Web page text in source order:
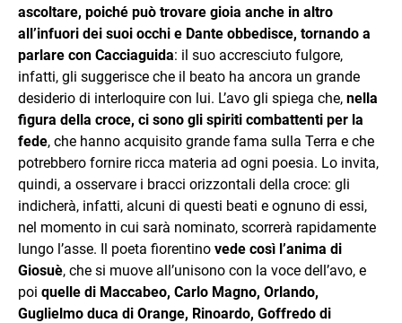
ascoltare, poiché può trovare gioia anche in altro
all’infuori dei suoi occhi e Dante obbedisce, tornando a
parlare con Cacciaguida: il suo accresciuto fulgore,
infatti, gli suggerisce che il beato ha ancora un grande
desiderio di interloquire con lui. L’avo gli spiega che, nella
figura della croce, ci sono gli spiriti combattenti per la
fede, che hanno acquisito grande fama sulla Terra e che
potrebbero fornire ricca materia ad ogni poesia. Lo invita,
quindi, a osservare i bracci orizzontali della croce: gli
indicherà, infatti, alcuni di questi beati e ognuno di essi,
nel momento in cui sarà nominato, scorrerà rapidamente
lungo l’asse. Il poeta fiorentino vede così l’anima di
Giosuè, che si muove all’unisono con la voce dell’avo, e
poi quelle di Maccabeo, Carlo Magno, Orlando,
Guglielmo duca di Orange, Rinoardo, Goffredo di